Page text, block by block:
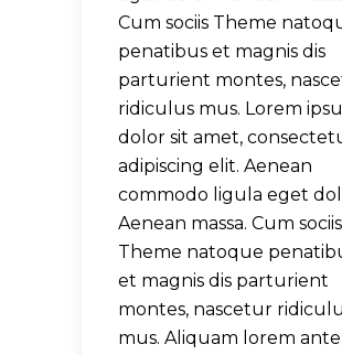
Cum sociis Theme
penatibus et magnis dis
parturient montes,
ridiculus mus. Lorem
dolor sit amet,
adipiscing elit. Aenean
commodo ligula eget
Aenean massa. Cum sociis
Theme natoque
et magnis dis parturient
montes, nascetur
mus. Aliquam lorem